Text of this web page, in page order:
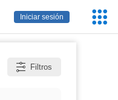
Iniciar sesión
Filtros